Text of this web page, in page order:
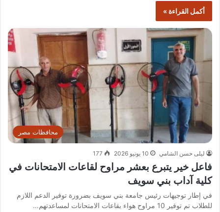
أكمل القراءة »
محافظات مصر
ليلى حسن الشامي 10 يونيو 2026 177
فاعل خير يتبرع بعشر مراوح لقاعات الامتحانات في
كلية آداب بني سويف
في إطار توجيهات رئيس جامعة بني سويف بضرورة توفير الدعم اللازم
للطلاب تم توفير 10 مراوح هواء بقاعات الامتحانات لمساعدتهم…